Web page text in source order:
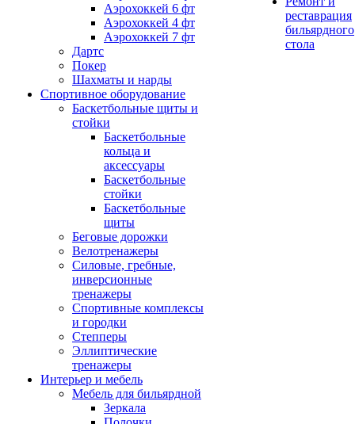
Аэрохоккей 6 фт
Аэрохоккей 4 фт
Аэрохоккей 7 фт
Дартс
Покер
Шахматы и нарды
Спортивное оборудование
Баскетбольные щиты и
стойки
Баскетбольные
кольца и
аксессуары
Баскетбольные
стойки
Баскетбольные
щиты
Беговые дорожки
Велотренажеры
Силовые, гребные,
инверсионные
тренажеры
Спортивные комплексы
и городки
Степперы
Эллиптические
тренажеры
Интерьер и мебель
Мебель для бильярдной
Зеркала
реставрация
бильярдного
стола